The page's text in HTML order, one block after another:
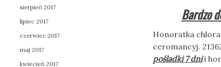
Bardzo
Honoratka
ceromancyj.
pośladki 7 dnii
sierpień 2017
lipiec 2017
czerwiec 2017
maj 2017
kwiecień 2017